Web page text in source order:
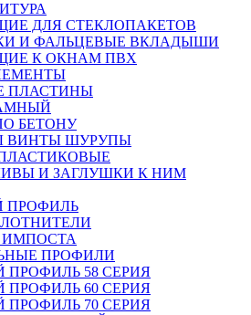
ДЛЯ СТЕКЛОПАКЕТОВ
И ФАЛЬЦЕВЫЕ ВКЛАДЫШИ
К ОКНАМ ПВХ
ПЛАСТИНЫ
БЕТОНУ
ВИНТЫ ШУРУПЫ
И ЗАГЛУШКИ К НИМ
ПРОФИЛЬ
ПРОФИЛИ
ПРОФИЛЬ 58 СЕРИЯ
ПРОФИЛЬ 60 СЕРИЯ
ПРОФИЛЬ 70 СЕРИЯ